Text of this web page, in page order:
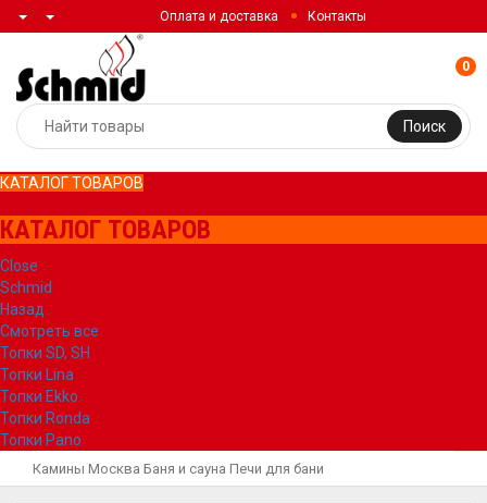
Оплата и доставка Контакты
Поиск
0
КАТАЛОГ ТОВАРОВ
КАТАЛОГ ТОВАРОВ
Close
Schmid
Назад
Смотреть все
Топки SD, SH
Топки Lina
Топки Ekko
Топки Ronda
Топки Pano
Камины Москва Баня и сауна Печи для бани